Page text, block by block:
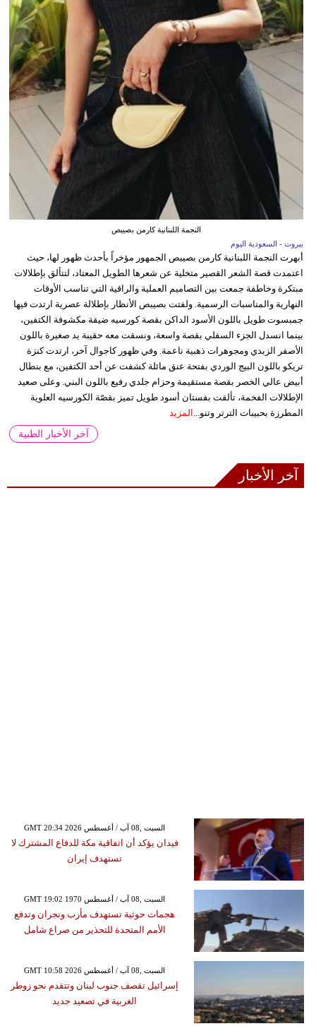
النجمة اللبنانية كارمن بصيبص
بيروت - السعودية اليوم
أبهرت النجمة اللبنانية كارمن بصيبص الجمهور مؤخراً بأحدث ظهور لها، حيث
اعتمدت قصة الشعر القصير متخلية عن شعرها الطويل المعتاد، لتتألق بإطلالات
مبتكرة وخاطفة جمعت بين التصاميم العملية والراقية التي تناسب الأوقات
النهارية والمناسبات الرسمية. ولفتت بصيبص الأنظار بإطلالة عصرية ارتدت فيها
جمبسوت طويل باللون الأسود الداكن بقصة كورسيه ضيقة مكشوفة الكتفين،
بينما انسدل الجزء السفلي بقصة واسعة، ونسقت معه حقيبة يد صغيرة باللون
الأصفر الزبدي ومجوهرات ذهبية ناعمة. وفي ظهور كاجوال آخر، ارتدت كنزة
تريكو باللون البيج الوردي بفتحة عنق مائلة كشفت عن أحد الكتفين، مع بنطال
أبيض عالي الخصر بقصة مستقيمة وحزام جلدي رفيع باللون البني. وعلى صعيد
الإطلالات الفخمة، تألقت بفستان أسود طويل تميز بقصّة الكورسيه العلوية
المطرزة بحبيبات الترتر وتنو... المزيد
آخر الأخبار الطبية
آخر الأخبار
GMT 20:34 2026 السبت ,08 آب / أغسطس
فيدان يؤكد أن اتفاقية مكة للدفاع المشترك لا
تستهدف إيران
GMT 19:02 1970 السبت ,08 آب / أغسطس
هجمات حوثية تستهدف مأرب ونجران وتدفع
الأمم المتحدة للتحذير من صراع شامل
GMT 10:58 2026 السبت ,08 آب / أغسطس
إسرائيل تقصف جنوب لبنان وتتقدم نحو زوطر
الغربية في تصعيد جديد